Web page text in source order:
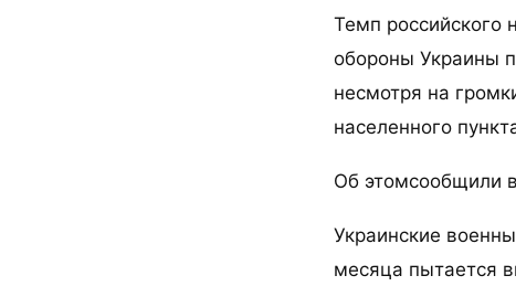
Темп российского
обороны Украины
несмотря на
населенного
Об этомсообщили
Украинские
месяца пытается